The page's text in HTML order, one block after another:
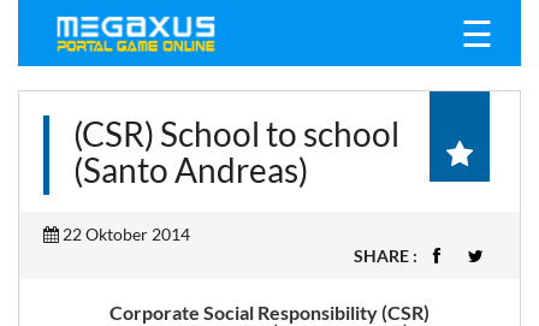
☰
(CSR) School to school
(Santo Andreas)
22 Oktober 2014
SHARE :
Corporate Social Responsibility (CSR)